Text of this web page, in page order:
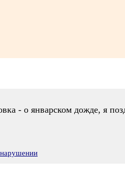
- о январском дожде, я